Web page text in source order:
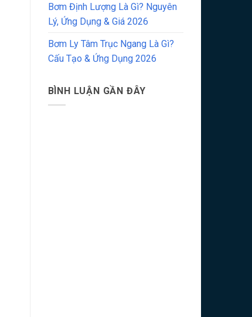
Bơm Định Lượng Là Gì? Nguyên
Lý, Ứng Dụng & Giá 2026
Bơm Ly Tâm Trục Ngang Là Gì?
Cấu Tạo & Ứng Dụng 2026
BÌNH LUẬN GẦN ĐÂY